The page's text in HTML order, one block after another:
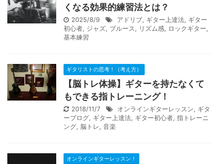
くなる効果的練習法とは？
2025/8/9 アドリブ, ギター上達法, ギター
初心者, ジャズ, ブルース, リズム感, ロックギター,
基本練習
ギタリストの思考！（考え方）
【脳トレ体操】ギターを持たなくて
もできる指トレーニング！
2018/11/7 オンラインギターレッスン, ギタ
ーブログ, ギター上達法, ギター初心者, 指トレーニ
ング, 脳トレ, 音楽
オンラインギターレッスン！